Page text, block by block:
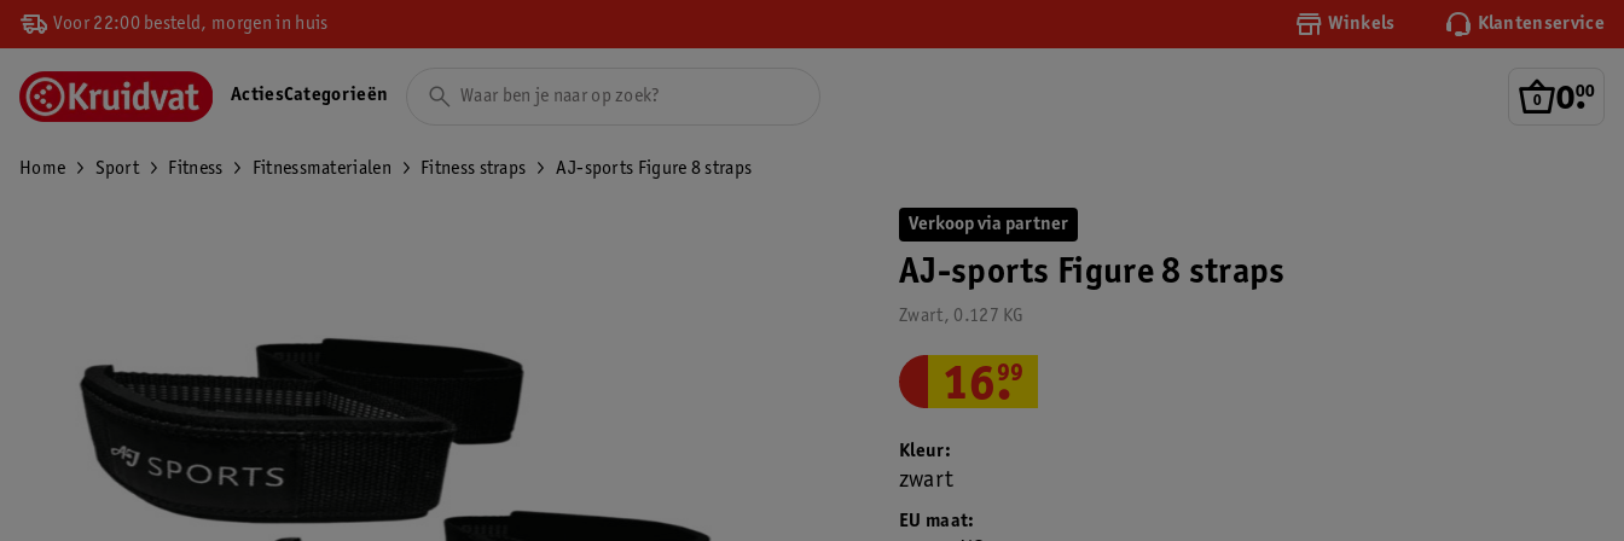
Voor 22:00 besteld, morgen in huis Winkels Klantenservice
0.
00
ActiesCategorieën
Home Sport Fitness Fitnessmaterialen Fitness straps AJ-sports Figure 8 straps
Verkoop via partner
AJ-sports Figure 8 straps
Zwart, 0.127 KG
16.
99
EU maat
Kleur
zwart